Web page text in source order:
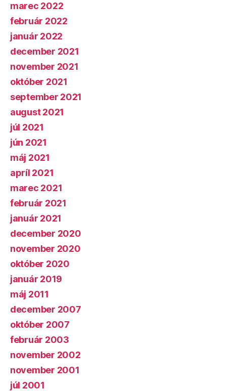
marec 2022
február 2022
január 2022
december 2021
november 2021
október 2021
september 2021
august 2021
júl 2021
jún 2021
máj 2021
apríl 2021
marec 2021
február 2021
január 2021
december 2020
november 2020
október 2020
január 2019
máj 2011
december 2007
október 2007
február 2003
november 2002
november 2001
júl 2001